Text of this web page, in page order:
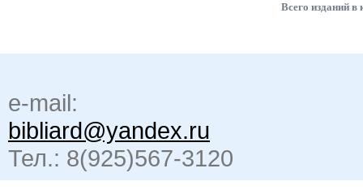
Всего изданий в
e-mail:
bibliard@yandex.ru
Тел.: 8(925)567-3120